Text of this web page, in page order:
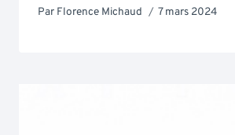
Par Florence Michaud 7 mars 2024